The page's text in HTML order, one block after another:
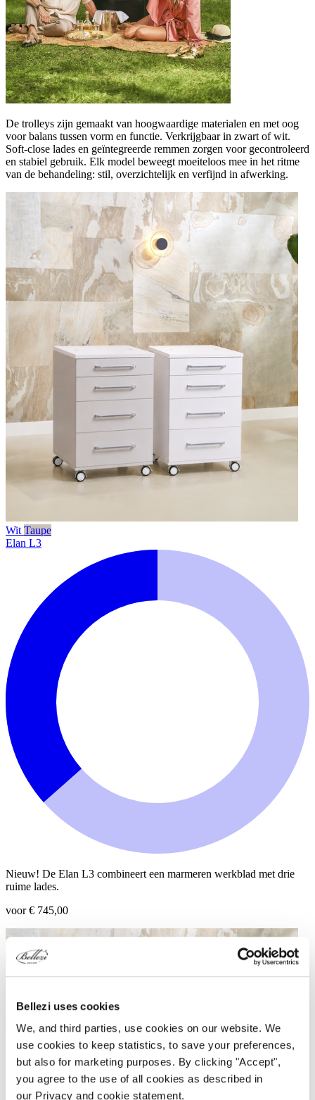
Bellezi uses cookies
We, and third parties, use cookies on our website. We
use cookies to keep statistics, to save your preferences,
but also for marketing purposes. By clicking "Accept",
you agree to the use of all cookies as described in
our Privacy and cookie statement.
De trolleys zijn gemaakt van hoogwaardige materialen en met oog
voor balans tussen vorm en functie. Verkrijgbaar in zwart of wit.
Soft-close lades en geïntegreerde remmen zorgen voor gecontroleerd
en stabiel gebruik. Elk model beweegt moeiteloos mee in het ritme
van de behandeling: stil, overzichtelijk en verfijnd in afwerking.
Wit Taupe
Elan L3
Nieuw! De Elan L3 combineert een marmeren werkblad met drie
ruime lades.
voor € 745,00